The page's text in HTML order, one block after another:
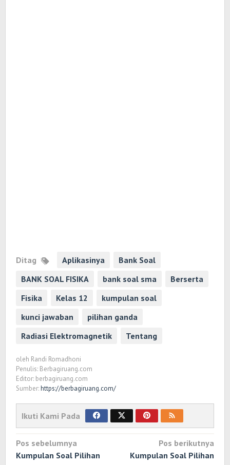
Ditag Aplikasinya
Bank Soal
BANK SOAL FISIKA
bank soal sma
Berserta
Fisika
Kelas 12
kumpulan soal
kunci jawaban
pilihan ganda
Radiasi Elektromagnetik
Tentang
oleh Randi Romadhoni
Penulis: Berbagiruang.com
Editor: berbagiruang.com
Sumber:https://berbagiruang.com/
Ikuti Kami Pada
Navigasi
pos
Pos sebelumnya
Kumpulan Soal Pilihan
Pos berikutnya
Kumpulan Soal Pilihan